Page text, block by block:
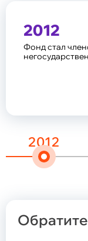
Общие
Общие сведения
Надежность
Документы
2012
Фонд стал
2012